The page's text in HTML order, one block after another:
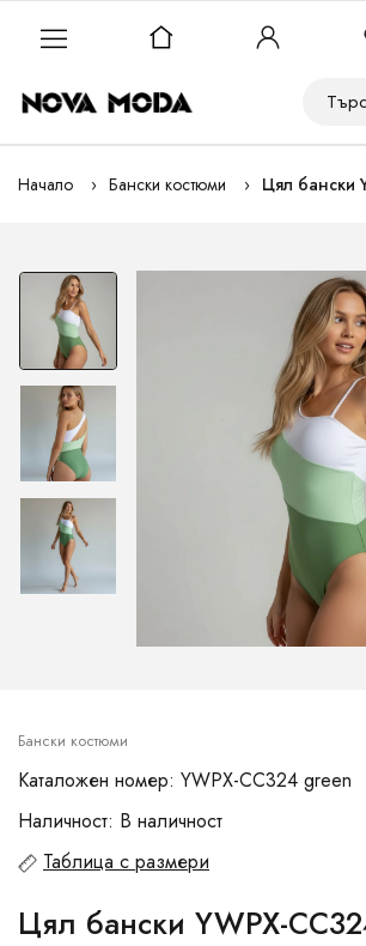
Начало Бански костюми Цял бански
Бански костюми
Каталожен номер: YWPX-CC324 green
Наличност: В наличност
Таблица с размери
Цял бански YWPX-